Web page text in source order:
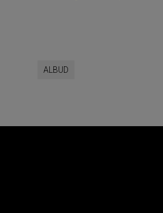
ALBUD